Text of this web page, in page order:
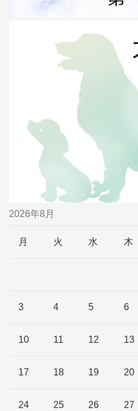
2026年8月
月 火 水 木
3 4 5 6
10 11 12 13
17 18 19 20
24 25 26 27